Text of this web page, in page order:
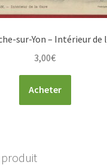
sur-Yon – Intérieur de
3,00€
Acheter
produit